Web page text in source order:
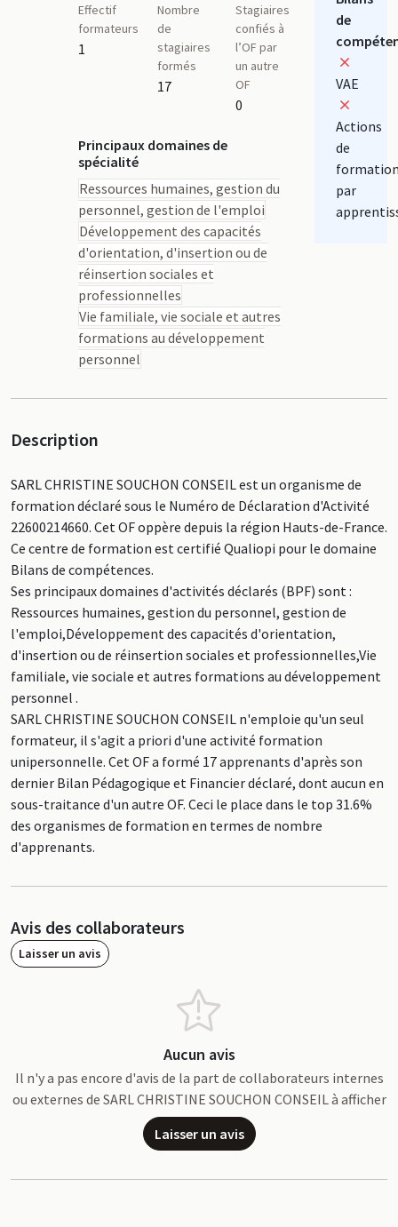
Effectif
formateurs
1
Nombre
de
stagiaires
formés
17
Stagiaires
confiés à
l’OF par
un autre
OF
0
Principaux domaines de
spécialité
Ressources humaines, gestion du
personnel, gestion de l'emploi
Développement des capacités
d'orientation, d'insertion ou de
réinsertion sociales et
professionnelles
Vie familiale, vie sociale et autres
formations au développement
personnel
de
VAE
Actions
de
par
Description
SARL CHRISTINE SOUCHON CONSEIL est un organisme de
formation déclaré sous le Numéro de Déclaration d'Activité
22600214660. Cet OF oppère depuis la région Hauts-de-France.
Ce centre de formation est certifié Qualiopi pour le domaine
Bilans de compétences.
Ses principaux domaines d'activités déclarés (BPF) sont :
Ressources humaines, gestion du personnel, gestion de
l'emploi,Développement des capacités d'orientation,
d'insertion ou de réinsertion sociales et professionnelles,Vie
familiale, vie sociale et autres formations au développement
personnel .
SARL CHRISTINE SOUCHON CONSEIL n'emploie qu'un seul
formateur, il s'agit a priori d'une activité formation
unipersonnelle. Cet OF a formé 17 apprenants d'après son
dernier Bilan Pédagogique et Financier déclaré, dont aucun en
sous-traitance d'un autre OF. Ceci le place dans le top 31.6%
des organismes de formation en termes de nombre
d'apprenants.
Avis des collaborateurs
Laisser un avis
Aucun avis
Il n'y a pas encore d'avis de la part de collaborateurs internes
ou externes de SARL CHRISTINE SOUCHON CONSEIL à afficher
Laisser un avis